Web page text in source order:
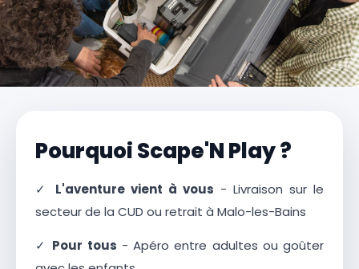
Pourquoi Scape'N Play ?
✓ L'aventure vient à vous - Livraison sur le
secteur de la CUD ou retrait à Malo-les-Bains
✓ Pour tous - Apéro entre adultes ou goûter